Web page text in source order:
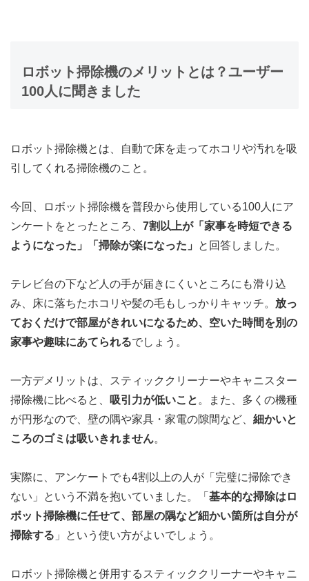
ロボット掃除機のメリットとは？ユーザー
100人に聞きました
ロボット掃除機とは、自動で床を走ってホコリや汚れを吸
引してくれる掃除機のこと。
今回、ロボット掃除機を普段から使用している100人にア
ンケートをとったところ、 7割以上が「家事を時短できる
ようになった」「掃除が楽になった」
と回答しました。
テレビ台の下など人の手が届きにくいところにも滑り込
み、床に落ちたホコリや髪の毛もしっかりキャッチ。 放っ
ておくだけで部屋がきれいになるため、空いた時間を別の
家事や趣味にあてられるでしょう。
一方デメリットは、スティッククリーナーやキャニスター
掃除機に比べると、
吸引力が低いこと 。また、多くの機種
が円形なので、壁の隅や家具・家電の隙間など、 細かいと
ころのゴミは吸いきれません。
実際に、アンケートでも4割以上の人が「完璧に掃除でき
ない」という不満を抱いていました。「 基本的な掃除はロ
ボット掃除機に任せて、部屋の隅など細かい箇所は自分が
掃除する 」という使い方がよいでしょう。
ロボット掃除機と併用するスティッククリーナーやキャニ